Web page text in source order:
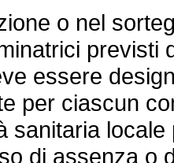
o nel
previsti
essere
per ciascun
sanitaria
di assenza o